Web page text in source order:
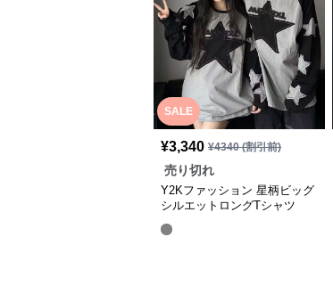
SALE
¥3,340 ¥4340(割引前)
売り切れ
Y2Kファッション 星柄ビッグ
シルエットロングTシャツ